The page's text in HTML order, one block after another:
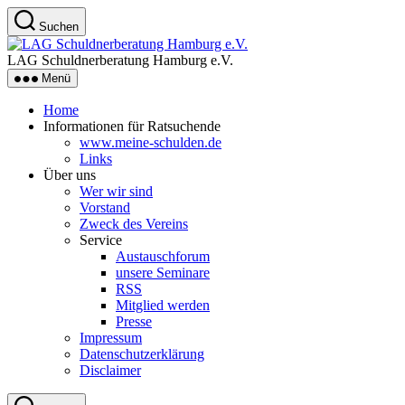
Zum
Inhalt
springen
Suchen
LAG Schuldnerberatung Hamburg e.V.
Menü
Home
Informationen für Ratsuchende
www.meine-schulden.de
Links
Über uns
Wer wir sind
Vorstand
Zweck des Vereins
Service
Austauschforum
unsere Seminare
RSS
Mitglied werden
Presse
Impressum
Datenschutzerklärung
Disclaimer